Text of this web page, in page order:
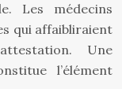
Les médecins
qui affaibliraient
Une
l’élément